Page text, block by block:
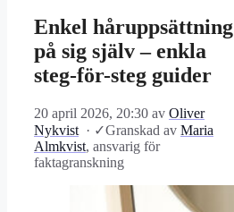
Enkel håruppsättning
på sig själv – enkla
steg-för-steg guider
20 april 2026, 20:30 av Oliver
Nykvist · ✓Granskad av Maria
Almkvist, ansvarig för
faktagranskning